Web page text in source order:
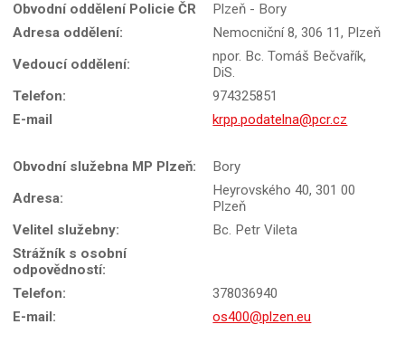
Obvodní oddělení Policie ČR
Plzeň - Bory
Adresa oddělení:
Nemocniční 8, 306 11, Plzeň
Vedoucí oddělení:
npor. Bc. Tomáš Bečvařík,
DiS.
Telefon:
974325851
E-mail
krpp.podatelna@pcr.cz
Obvodní služebna MP Plzeň:
Bory
Adresa:
Heyrovského 40, 301 00
Plzeň
Velitel služebny:
Bc. Petr Vileta
Strážník s osobní
odpovědností:
Telefon:
378036940
E-mail:
os400@plzen.eu